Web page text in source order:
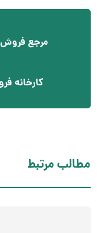
مرجع فروش
کارخانه
مطالب مرتبط